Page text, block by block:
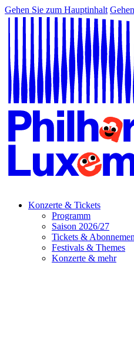
Gehen Sie zum Hauptinhalt
Konzerte & Tickets
Programm
Saison 2026/27
Tickets &
Festivals & Themes
Konzerte & mehr